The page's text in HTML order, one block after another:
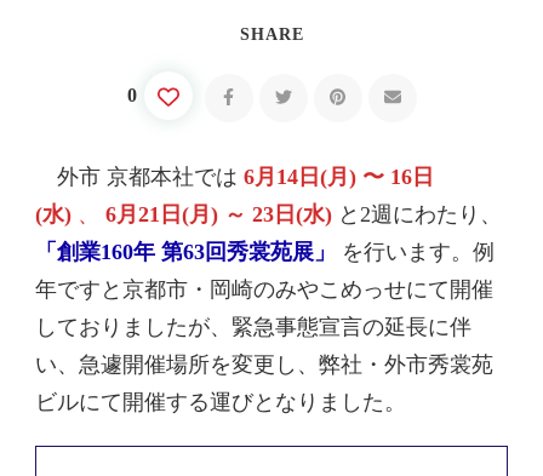
SHARE
0
外市 京都本社では 6月14日(月) 〜 16日
(水) 、 6月21日(月) ～ 23日(水) と2週にわたり、
「創業160年 第63回秀裳苑展」
を行います。例
年ですと京都市・岡崎のみやこめっせにて開催
しておりましたが、緊急事態宣言の延長に伴
い、急遽開催場所を変更し、弊社・外市秀裳苑
ビルにて開催する運びとなりました。